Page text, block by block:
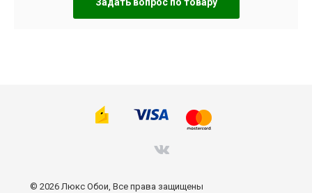
Задать вопрос по товару
© 2026 Люкс Обои, Все права защищены